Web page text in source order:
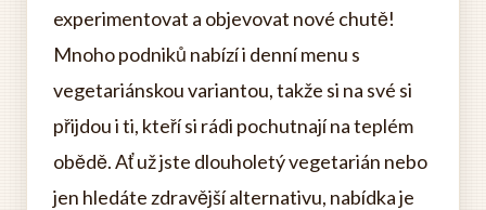
experimentovat a objevovat nové chutě!
Mnoho podniků nabízí i denní menu s
vegetariánskou variantou, takže si na své si
přijdou i ti, kteří si rádi pochutnají na teplém
obědě. Ať už jste dlouholetý vegetarián nebo
jen hledáte zdravější alternativu, nabídka je